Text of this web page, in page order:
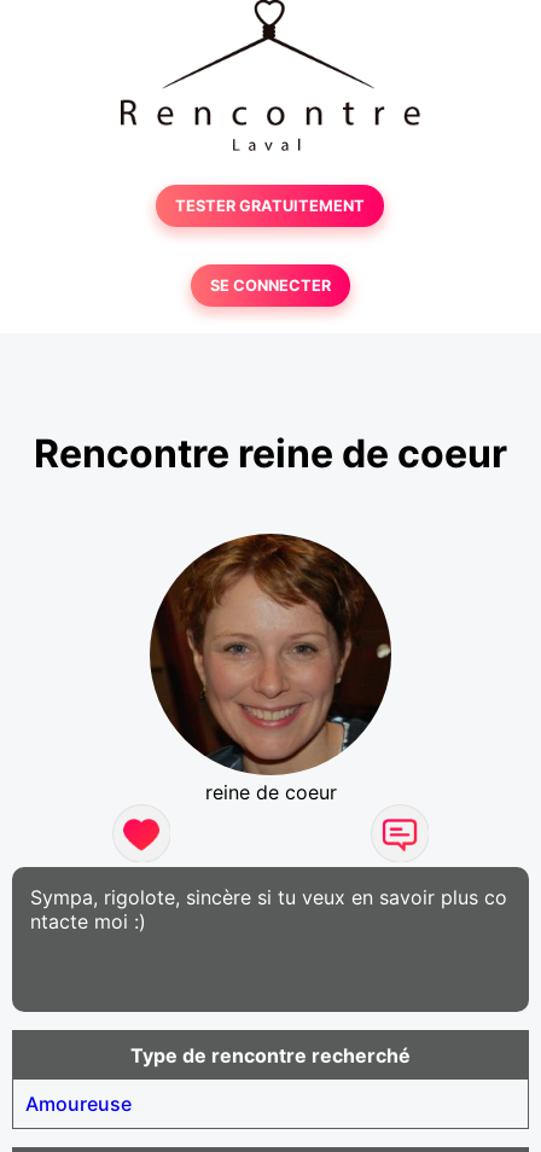
TESTER GRATUITEMENT
SE CONNECTER
Rencontre reine de coeur
reine de coeur
Sympa, rigolote, sincère si tu veux en savoir plus co
ntacte moi :)
Type de rencontre recherché
Amoureuse